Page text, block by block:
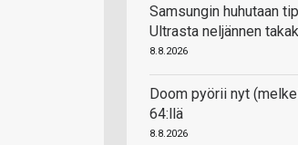
Samsungin huhutaan
Ultrasta neljännen
8.8.2026
Doom pyörii nyt
64:llä
8.8.2026